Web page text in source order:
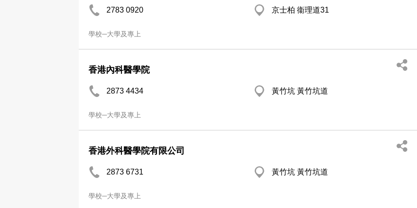
2783 0920 京士柏 衞理道31
學校─大學及專上
香港內科醫學院
2873 4434 黃竹坑 黃竹坑道
學校─大學及專上
香港外科醫學院有限公司
2873 6731 黃竹坑 黃竹坑道
學校─大學及專上